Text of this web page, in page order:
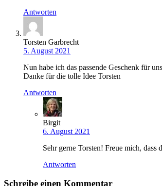
Antworten
Torsten Garbrecht
5. August 2021
Nun habe ich das passende Geschenk für
Danke für die tolle Idee Torsten
Antworten
Birgit
6. August 2021
Sehr gerne Torsten! Freue mich,
Antworten
Schreibe einen Kommentar